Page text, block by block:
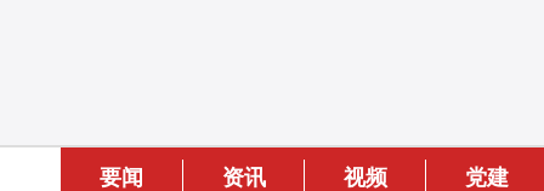
要闻 资讯 视频 党建